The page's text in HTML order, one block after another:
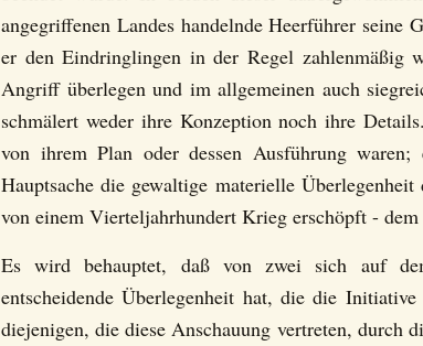
angegriffenen Landes handelnde Heerführer seine
er den Eindringlingen in der Regel zahlenmäßig
Angriff überlegen und im allgemeinen auch
schmälert weder ihre Konzeption noch ihre
von ihrem Plan oder dessen Ausführung
Hauptsache die gewaltige materielle Überlegenheit
von einem Vierteljahrhundert Krieg erschöpft -
Es wird behauptet, daß von zwei sich auf
entscheidende Überlegenheit hat, die die
diejenigen, die diese Anschauung vertreten, durch